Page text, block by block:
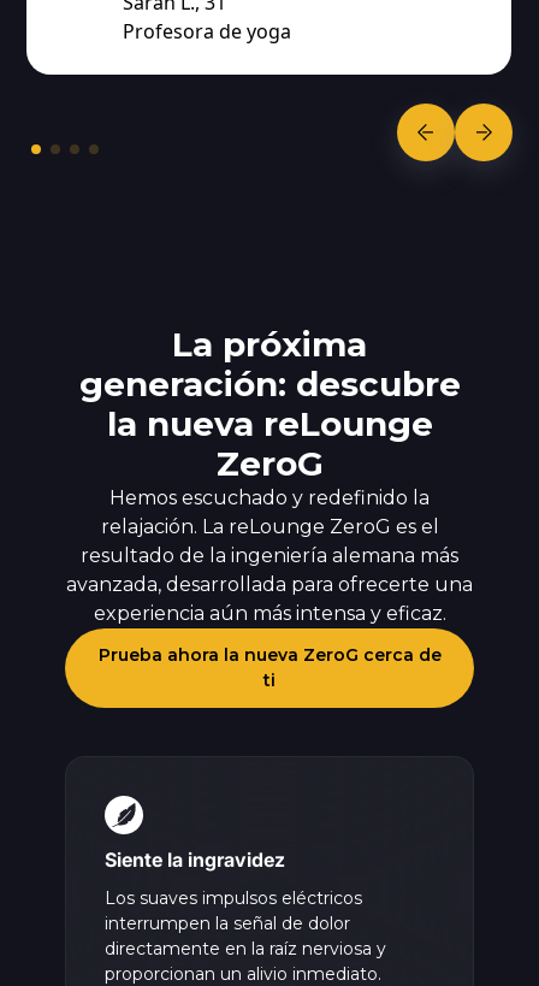
Profesora de yoga
La próxima
generación: descubre
la nueva reLounge
ZeroG
Hemos escuchado y redefinido la
relajación. La reLounge ZeroG es el
resultado de la ingeniería alemana más
avanzada, desarrollada para ofrecerte una
experiencia aún más intensa y eficaz.
Prueba ahora la nueva ZeroG cerca de
ti
Siente la ingravidez
Los suaves impulsos eléctricos
interrumpen la señal de dolor
directamente en la raíz nerviosa y
proporcionan un alivio inmediato.